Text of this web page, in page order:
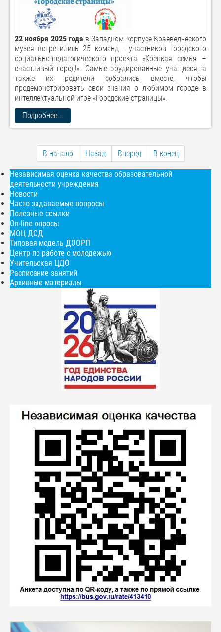
22 ноября 2025 года в Западном корпусе Краеведческого
музея встретились 25 команд - участников городского
социально-педагогического проекта «Крепкая семья –
счастливый город!». Самые эрудированные учащиеся, а
также их родители собрались вместе, чтобы
продемонстрировать свои знания о любимом городе в
интеллектуальной игре «Городские страницы».
Подробнее...
В начало Назад Вперёд В конец
Независимая оценка качества образовательной
деятельности учреждения
Новости
Часто задаваемые вопросы
Полезные ссылки
On-line опросы
МОЦ ДОД
Типовая модель ДООРП
Центр по работе с молодежью
Учительская ЦДО
Расписание занятий
Архивные материалы